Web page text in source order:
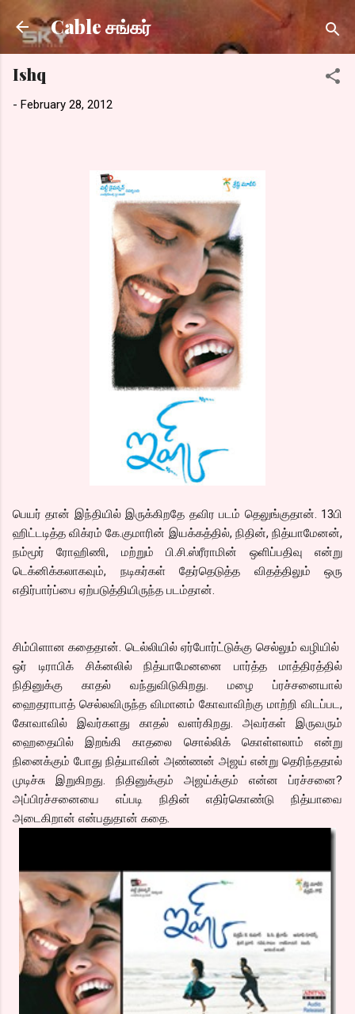
Skip to main content
Cable சங்கர்
Ishq
- February 28, 2012
பெயர் தான் இந்தியில் இருக்கிறதே தவிர படம் தெலுங்குதான். 13பி
ஹிட்டடித்த விக்ரம் கே.குமாரின் இயக்கத்தில், நிதின், நித்யாமேனன்,
நம்மூர் ரோஹிணி, மற்றும் பி.சி.ஸ்ரீராமின் ஒளிப்பதிவு என்று
டெக்னிக்கலாகவும், நடிகர்கள் தேர்தெடுத்த விதத்திலும் ஒரு
எதிர்பார்ப்பை ஏற்படுத்தியிருந்த படம்தான்.
சிம்பிளான கதைதான். டெல்லியில்ஏர்போர்ட்டுக்கு செல்லும் வழியில்
ஒர் டிராபிக் சிக்னலில் நித்யாமேனனை பார்த்த மாத்திரத்தில்
நிதினுக்கு காதல் வந்துவிடுகிறது. மழை ப்ரச்சனையால்
ஹைதராபாத் செல்லவிருந்த விமானம் கோவாவிற்கு மாற்றி விடப்பட,
கோவாவில் இவர்களது காதல் வளர்கிறது. அவர்கள் இருவரும்
ஹைதையில் இறங்கி காதலை சொல்லிக் கொள்ளலாம் என்று
நினைக்கும் போது நித்யாவின் அண்ணன் அஜய் என்று தெரிந்ததால்
முடிச்சு இறுகிறது. நிதினுக்கும் அஜய்க்கும் என்ன ப்ரச்சனை?
அப்பிரச்சனையை எப்படி நிதின் எதிர்கொண்டு நித்யாவை
அடைகிறான் என்பதுதான் கதை.